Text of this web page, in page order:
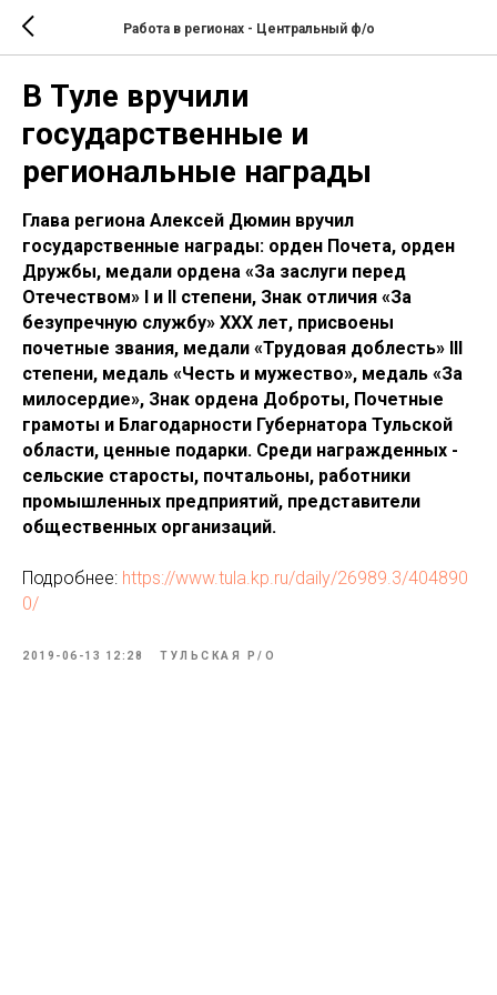
Работа в регионах - Центральный ф/о
В Туле вручили
государственные и
региональные награды
Глава региона Алексей Дюмин вручил
государственные награды: орден Почета, орден
Дружбы, медали ордена «За заслуги перед
Отечеством» I и II степени, Знак отличия «За
безупречную службу» XXX лет, присвоены
почетные звания, медали «Трудовая доблесть» III
степени, медаль «Честь и мужество», медаль «За
милосердие», Знак ордена Доброты, Почетные
грамоты и Благодарности Губернатора Тульской
области, ценные подарки. Среди награжденных -
сельские старосты, почтальоны, работники
промышленных предприятий, представители
общественных организаций.
Подробнее: https://www.tula.kp.ru/daily/26989.3/404890
0/
2019-06-13 12:28 ТУЛЬСКАЯ Р/О